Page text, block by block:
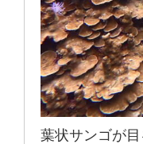
葉状サンゴが